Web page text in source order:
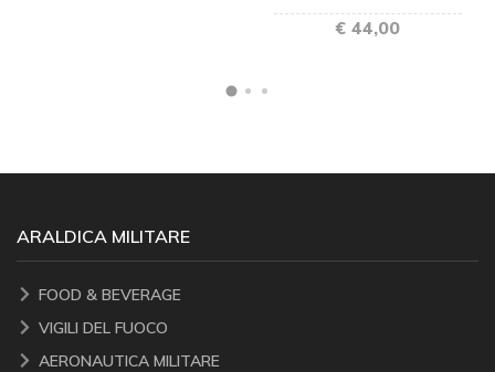
€ 44,00
ARALDICA MILITARE
FOOD & BEVERAGE
VIGILI DEL FUOCO
AERONAUTICA MILITARE